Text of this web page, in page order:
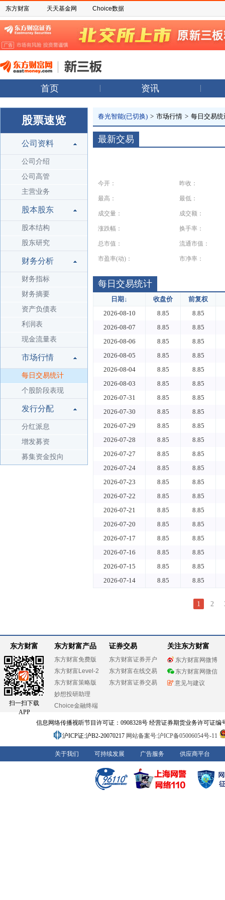
东方财富 天天基金网 Choice数据
首页 资讯
股票速览
公司资料
公司介绍
公司高管
主营业务
股本股东
股本结构
股东研究
财务分析
财务指标
财务摘要
资产负债表
利润表
现金流量表
市场行情
每日交易统计
个股阶段表现
发行分配
分红派息
增发募资
募集资金投向
春光智能(已切换) > 市场行情 > 每日交易统
最新交易
今开： 昨收：
最高： 最低：
成交量： 成交额：
涨跌幅： 换手率：
总市值： 流通市值：
市盈率(动)： 市净率：
每日交易统计
日期↓ 收盘价
前复权
2026-08-10
8.85
8.85
2026-08-07
8.85
8.85
2026-08-06
8.85
8.85
2026-08-05
8.85
8.85
2026-08-04
8.85
8.85
2026-08-03
8.85
8.85
2026-07-31
8.85
8.85
2026-07-30
8.85
8.85
2026-07-29
8.85
8.85
2026-07-28
8.85
8.85
2026-07-27
8.85
8.85
2026-07-24
8.85
8.85
2026-07-23
8.85
8.85
2026-07-22
8.85
8.85
2026-07-21
8.85
8.85
2026-07-20
8.85
8.85
2026-07-17
8.85
8.85
2026-07-16
8.85
8.85
2026-07-15
8.85
8.85
2026-07-14
8.85 8.85
1 2
东方财富
扫一扫下载
APP
东方财富产品
东方财富免费版
东方财富Level-2
东方财富策略版
妙想投研助理
Choice金融终端
证券交易
东方财富证券开户
东方财富在线交易
东方财富证券交易
关注东方财富
东方财富网微博
东方财富网微信
意见与建议
信息网络传播视听节目许可证：0908328号 经营证券期货业务许可证编
沪ICP证:沪B2-20070217 网站备案号:沪ICP备05006054号-11
关于我们 可持续发展 广告服务 供应商平台